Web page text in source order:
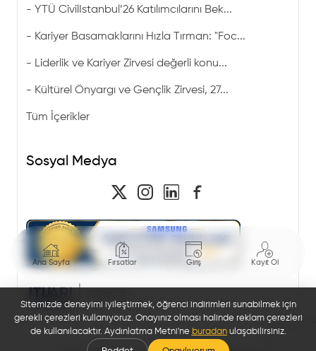
Ana Sayfa Fırsatlar Giriş Kayıt Ol
- YTÜ CivilIstanbul’26 Katılımcılarını Bek...
- Kariyer Basamaklarını Hızla Tırman: "Foc...
- Liderlik ve Kariyer Zirvesi değerli konu...
- Kültürel Önyargı ve Gençlik Zirvesi, 27...
Tüm İçerikler
Sosyal Medya
Sitemizde deneyimi iyileştirmek, öğrenci indirimleri sunabilmek için
gerekli çerezleri kullanıyoruz. Onayınız olması halinde reklam çerezleri
de kullanılacaktır. Aydınlatma Metni'ne buradanulaşabilirsiniz.